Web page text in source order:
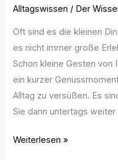
Alltagswissen / Der
Oft sind es die kleinen
es nicht immer große
Schon kleine Gesten von
ein kurzer
Alltag zu versüßen. Es
Sie dann untertags weiter
Weiterlesen »